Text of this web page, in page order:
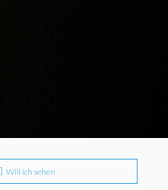
Will ich sehen